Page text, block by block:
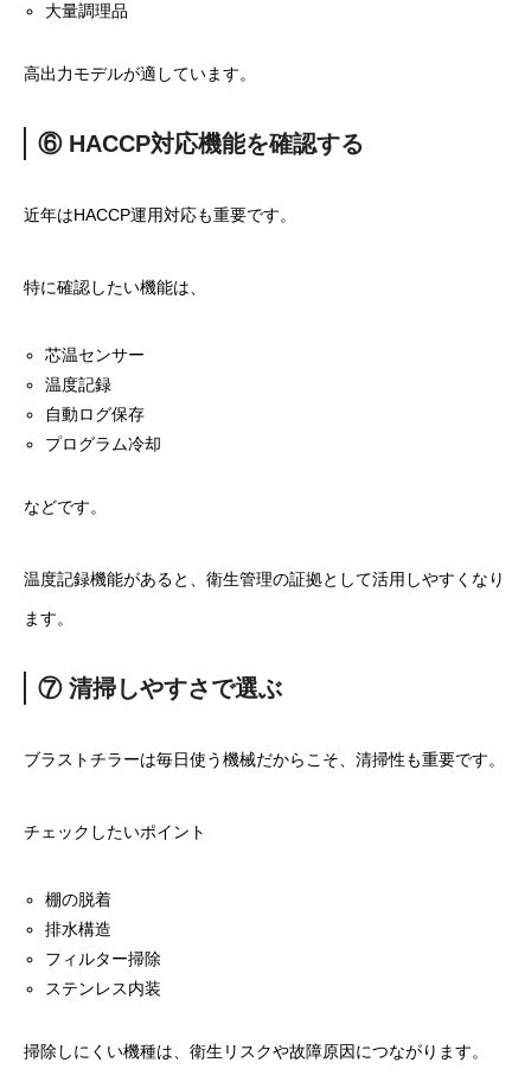
大量調理品
高出力モデルが適しています。
⑥ HACCP対応機能を確認する
近年はHACCP運用対応も重要です。
特に確認したい機能は、
芯温センサー
温度記録
自動ログ保存
プログラム冷却
などです。
温度記録機能があると、衛生管理の証拠として活用しやすくなり
ます。
⑦ 清掃しやすさで選ぶ
ブラストチラーは毎日使う機械だからこそ、清掃性も重要です。
チェックしたいポイント
棚の脱着
排水構造
フィルター掃除
ステンレス内装
掃除しにくい機種は、衛生リスクや故障原因につながります。